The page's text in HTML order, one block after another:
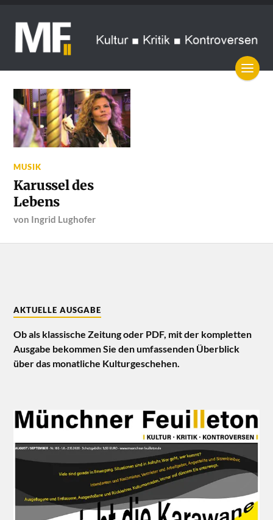
MUSIK
Karussel des
Lebens
von Ingrid Lughofer
AKTUELLE AUSGABE
Ob als klassische Zeitung oder PDF, mit der kompletten
Ausgabe bekommen Sie den umfassenden Überblick
über das monatliche Kulturgeschehen.